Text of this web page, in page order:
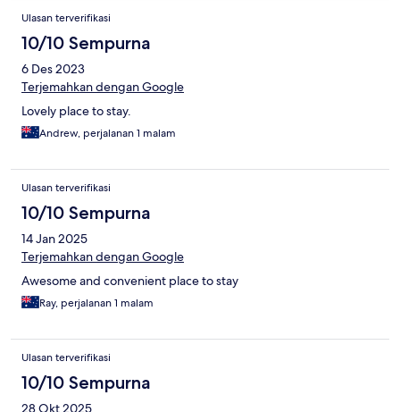
Ulasan terverifikasi
10/10 Sempurna
6 Des 2023
Terjemahkan dengan Google
Lovely place to stay.
Andrew, perjalanan 1 malam
Ulasan terverifikasi
10/10 Sempurna
14 Jan 2025
Terjemahkan dengan Google
Awesome and convenient place to stay
Ray, perjalanan 1 malam
Ulasan terverifikasi
10/10 Sempurna
28 Okt 2025